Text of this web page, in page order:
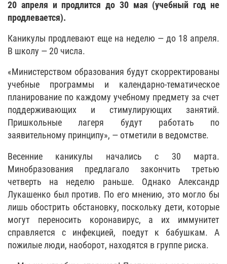
20 апреля и продлится до 30 мая (учебный год не
продлевается).
Каникулы продлевают еще на неделю — до 18 апреля.
В школу — 20 числа.
«Министерством образования будут скорректированы
учебные программы и календарно-тематическое
планирование по каждому учебному предмету за счет
поддерживающих и стимулирующих занятий.
Пришкольные лагеря будут работать по
заявительному принципу», — отметили в ведомстве.
Весенние каникулы начались с 30 марта.
Минобразования предлагало закончить третью
четверть на неделю раньше. Однако Александр
Лукашенко был против. По его мнению, это могло бы
лишь обострить обстановку, поскольку дети, которые
могут переносить коронавирус, а их иммунитет
справляется с инфекцией, поедут к бабушкам. А
пожилые люди, наоборот, находятся в группе риска.